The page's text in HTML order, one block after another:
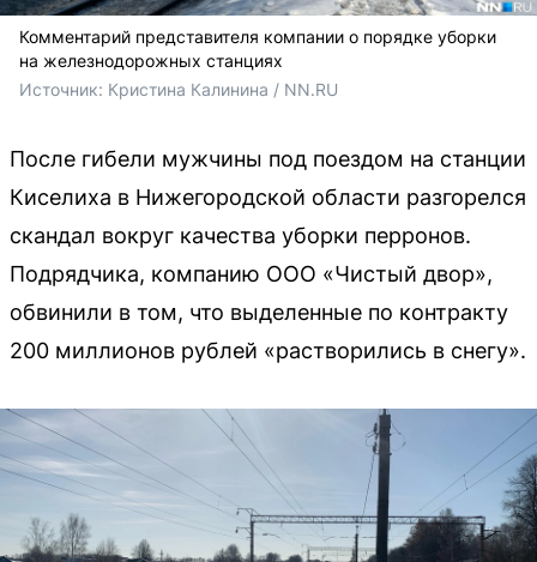
Комментарий представителя компании о порядке уборки
на железнодорожных станциях
Источник: Кристина Калинина / NN.RU
После гибели мужчины под поездом на станции
Киселиха в Нижегородской области разгорелся
скандал вокруг качества уборки перронов.
Подрядчика, компанию ООО «Чистый двор»,
обвинили в том, что выделенные по контракту
200 миллионов рублей «растворились в снегу».